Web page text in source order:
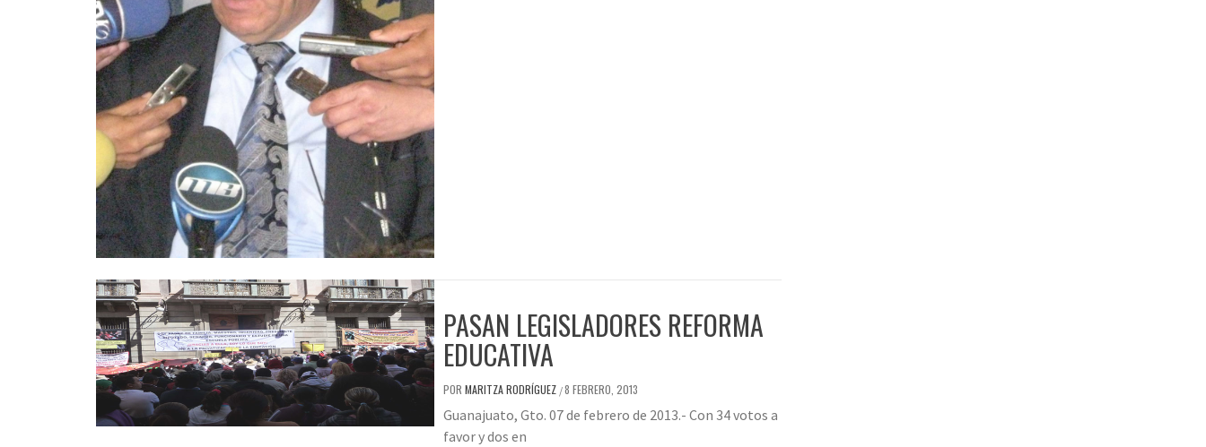
PASAN LEGISLADORES REFORMA
EDUCATIVA
POR MARITZA RODRÍGUEZ /8 FEBRERO, 2013
Guanajuato, Gto. 07 de febrero de 2013.- Con 34 votos a
favor y dos en